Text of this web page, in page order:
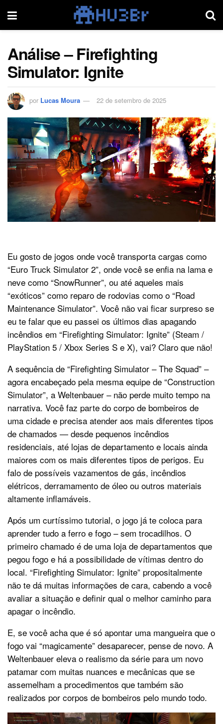
Análise – Firefighting
Simulator: Ignite
por Lucas Moura 22 de setembro de 2025
Eu gosto de jogos onde você transporta cargas como
“Euro Truck Simulator 2”, onde você se enfia na lama e
neve como “SnowRunner”, ou até aqueles mais
“exóticos” como reparo de rodovias como o “Road
Maintenance Simulator”. Você não vai ficar surpreso se
eu te falar que eu passei os últimos dias apagando
incêndios em “Firefighting Simulator: Ignite” (Steam /
PlayStation 5 / Xbox Series S e X), vai? Claro que não!
A sequência de “Firefighting Simulator – The Squad” –
agora encabeçado pela mesma equipe de “Construction
Simulator”, a Weltenbauer – não perde muito tempo na
narrativa. Você faz parte do corpo de bombeiros de
uma cidade e precisa atender aos mais diferentes tipos
de chamados — desde pequenos incêndios
residenciais, até lojas de departamento e locais ainda
maiores com os mais diferentes tipos de perigos. Eu
falo de possíveis vazamentos de gás, incêndios
elétricos, derramamento de óleo ou outros materiais
altamente inflamáveis.
Após um curtíssimo tutorial, o jogo já te coloca para
aprender tudo a ferro e fogo – sem trocadilhos. O
primeiro chamado é de uma loja de departamentos que
pegou fogo e há a possibilidade de vítimas dentro do
local. “Firefighting Simulator: Ignite” propositalmente
não te dá muitas informações de cara, cabendo a você
avaliar a situação e definir qual o melhor caminho para
apagar o incêndio.
E, se você acha que é só apontar uma mangueira que o
fogo vai “magicamente” desaparecer, pense de novo. A
Weltenbauer eleva o realismo da série para um novo
patamar com muitas nuances e mecânicas que se
assemelham a procedimentos que também são
realizados por corpos de bombeiros pelo mundo todo.